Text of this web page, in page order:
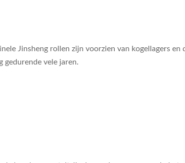
Jinsheng rollen zijn voorzien van kogellagers
gedurende vele jaren.